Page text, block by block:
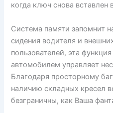
когда ключ снова вставлен
Система памяти запомнит
сидения водителя и
пользователей, эта
автомобилем управляет
Благодаря просторному
наличию складных кресел
безграничны, как Ваша